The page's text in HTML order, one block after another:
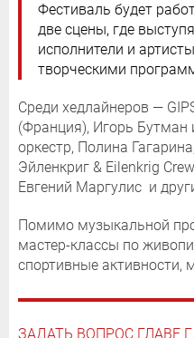
Фестиваль будет
две сцены, где
исполнители и
творческими
Среди хедлайнеров —
(Франция), Игорь
оркестр, Полина
Эйленкриг & Eilenkrig
Евгений Маргулис и
Помимо музыкальной
мастер-классы по
спортивные активности,
ЗАДАТЬ ВОПРОС ГЛАВЕ